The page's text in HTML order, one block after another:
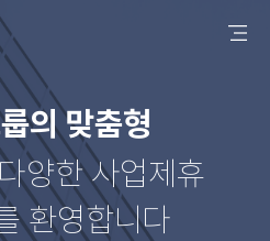
의 맞춤형
다양한 사업제휴
환영합니다